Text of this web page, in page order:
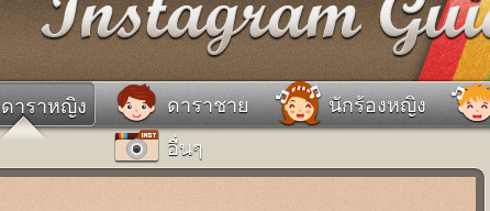
ละคร
หนังใหม่
เกม
หมากรุกไทย
ดูดวง
ทำนายฝัน
ผู้ชาย
ผลบอล
แวะชิมแวะพัก
dictionary
เช็คความเร็วเน็ต
ดาราหญิง ดาราชาย นักร้องหญิง
อื่นๆ